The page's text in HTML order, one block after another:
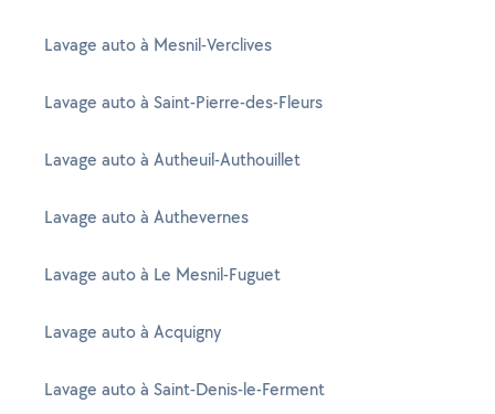
Lavage auto à Mesnil-Verclives
Lavage auto à Saint-Pierre-des-Fleurs
Lavage auto à Autheuil-Authouillet
Lavage auto à Authevernes
Lavage auto à Le Mesnil-Fuguet
Lavage auto à Acquigny
Lavage auto à Saint-Denis-le-Ferment